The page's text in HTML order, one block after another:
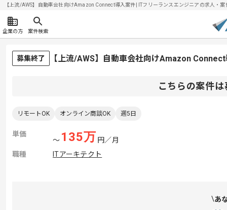
【上流/AWS】自動車会社向けAmazon Connect導入案件| ITフリーランスエンジニアの求人・
企業の方 案件検索
募集終了 【上流/AWS】自動車会社向けAmazon
こちらの案件
リモートOK オンライン商談OK 週5日
単価
〜 135万 円／月
職種
ITアーキテクト
あ